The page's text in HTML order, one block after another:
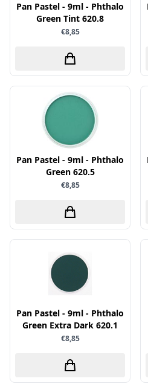
Rayher
Reprint
ScrapAndMe
Sizzix
Sparkles
Spectrum Noir
Spellbinders
Sprinkletz
Stamperia
Starform
Stitch & Do
Studio Light
Te Gekke Krijtjes
Tombow
Totally - Tiffany
Vaessen Creative
Pan Pastel - 9ml - Phthalo
Green Tint 620.8
€8,85
Pan Pastel - 9ml - Phthalo
Green 620.5
€8,85
Pan Pastel - 9ml - Phthalo
Green Extra Dark 620.1
€8,85